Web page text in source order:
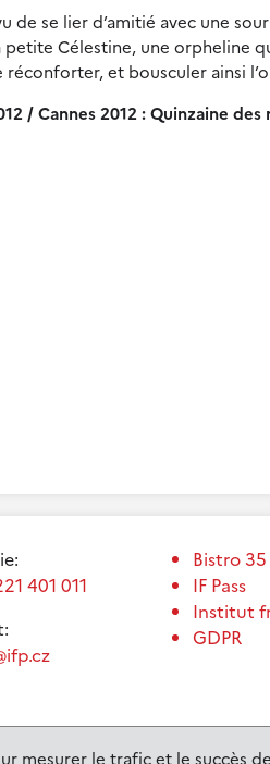
se lier d’amitié avec une
Célestine, une orpheline
et bousculer ainsi
/ Cannes 2012 : Quinzaine des
401 011
Bistro 35
IF Pass
Institut
GDPR